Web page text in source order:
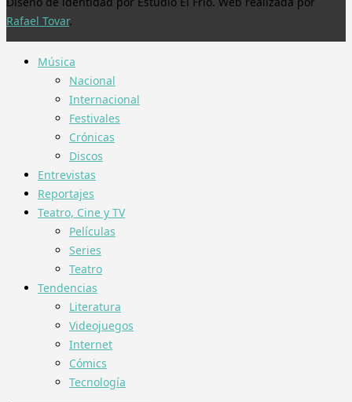
Rafael Tovar.
Música
Nacional
Internacional
Festivales
Crónicas
Discos
Entrevistas
Reportajes
Teatro, Cine y TV
Películas
Series
Teatro
Tendencias
Literatura
Videojuegos
Internet
Cómics
Tecnología